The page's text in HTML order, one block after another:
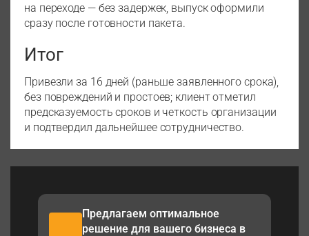
на переходе — без задержек, выпуск оформили
сразу после готовности пакета.
Итог
Привезли за 16 дней (раньше заявленного срока),
без повреждений и простоев; клиент отметил
предсказуемость сроков и четкость организации
и подтвердил дальнейшее сотрудничество.
Предлагаем оптимальное
решение для вашего бизнеса в